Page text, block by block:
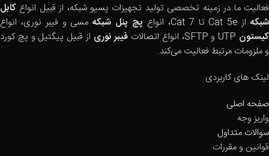
فعالیت ما در زمینه تخصصی تولید تجهیزات پسیو شبکه، از قبیل انواع کابل
شبکهاز Cat 5e تا Cat 7، انواع پچ پنل شبکهمسی و فیبر نوری، انواع
کیستون
فیبر نوری از قبیل پیگتیل و پچ کورد
و ملزومات مرتبط فعالیت می‌کند.
لینک های کاربردی
صفحه اصلی
واریز وجه
سوالات متداول
قوانین و مقررات